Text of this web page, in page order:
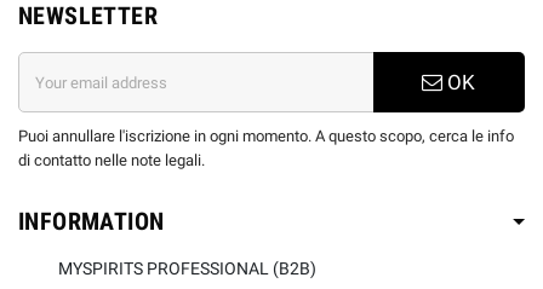
NEWSLETTER
OK
Puoi annullare l'iscrizione in ogni momento. A questo scopo, cerca le info
di contatto nelle note legali.
INFORMATION
MYSPIRITS PROFESSIONAL (B2B)